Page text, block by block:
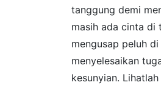
tanggung demi
masih ada cinta di
mengusap peluh
menyelesaikan
kesunyian.